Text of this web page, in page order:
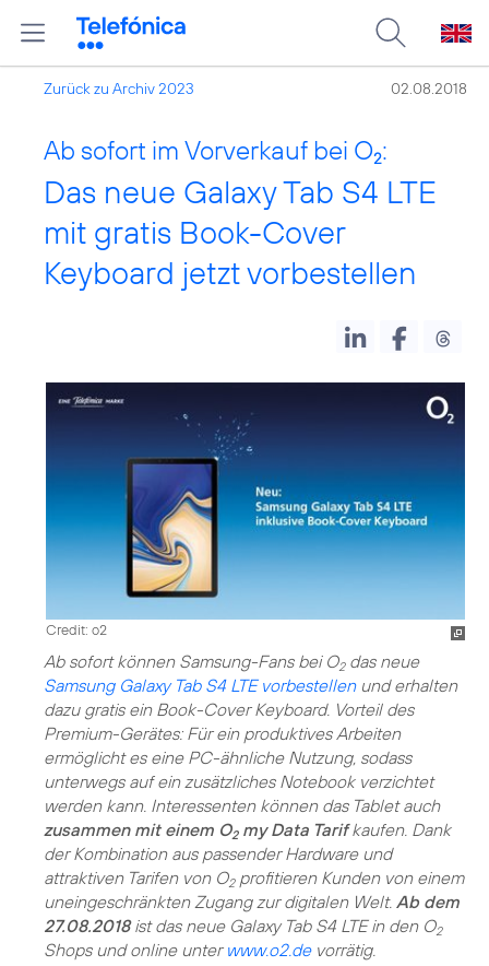
Zurück zu Archiv 2023 02.08.2018
Ab sofort im Vorverkauf bei O2:
Das neue Galaxy Tab S4 LTE
mit gratis Book-Cover
Keyboard jetzt vorbestellen
Credit: o2
Ab sofort können Samsung-Fans bei O2das neue
Samsung Galaxy Tab S4 LTE vorbestellenund erhalten
dazu gratis ein Book-Cover Keyboard. Vorteil des
Premium-Gerätes: Für ein produktives Arbeiten
ermöglicht es eine PC-ähnliche Nutzung, sodass
unterwegs auf ein zusätzliches Notebook verzichtet
werden kann. Interessenten können das Tablet auch
zusammen mit einem O2my Data Tarifkaufen. Dank
der Kombination aus passender Hardware und
attraktiven Tarifen von O2profitieren Kunden von einem
uneingeschränkten Zugang zur digitalen Welt. Ab dem
27.08.2018ist das neue Galaxy Tab S4 LTE in den O2
Shops und online unter www.o2.devorrätig.